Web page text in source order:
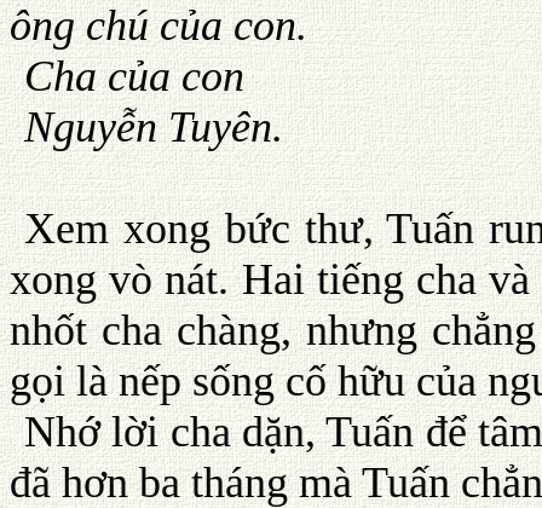
ông chú của con.
Cha của con
Nguyễn Tuyên.
Xem xong bức thư, Tuấn
xong vò nát. Hai tiếng cha
nhốt cha chàng, nhưng
gọi là nếp sống cố hữu của
Nhớ lời cha dặn, Tuấn để
đã hơn ba tháng mà Tuấn